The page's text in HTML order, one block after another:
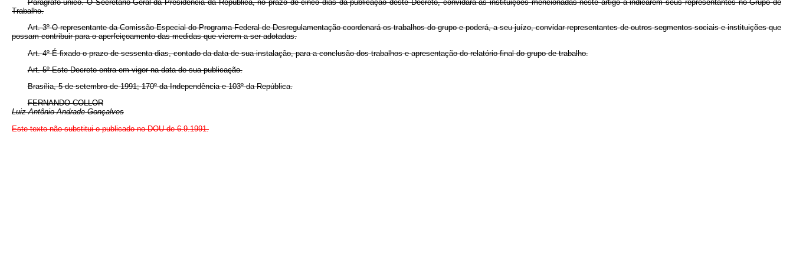
Parágrafo único. O Secretário-Geral da Presidência da República, no prazo de cinco dias da publicação deste Decreto, convidará as instituições mencionadas neste artigo a indicarem seus representantes no Grupo de
Trabalho.
Art. 3º O representante da Comissão Especial do Programa Federal de Desregulamentação coordenará os trabalhos do grupo e poderá, a seu juízo, convidar representantes de outros segmentos sociais e instituições que
possam contribuir para o aperfeiçoamento das medidas que vierem a ser adotadas.
Art. 4º É fixado o prazo de sessenta dias, contado da data de sua instalação, para a conclusão dos trabalhos e apresentação do relatório final do grupo de trabalho.
Art. 5º Este Decreto entra em vigor na data de sua publicação.
Brasília, 5 de setembro de 1991; 170º da Independência e 103º da República.
FERNANDO COLLOR
Luiz Antônio Andrade Gonçalves
Este texto não substitui o publicado no DOU de 6.9.1991.